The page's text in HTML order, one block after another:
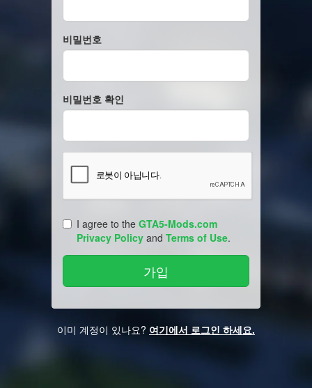
비밀번호
비밀번호 확인
I agree to the GTA5-Mods.com
Privacy Policy and Terms of Use.
이미 계정이 있나요? 여기에서 로그인 하세요.